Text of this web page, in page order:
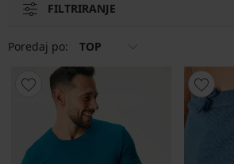
FILTRIRANJE
Poredaj po: TOP